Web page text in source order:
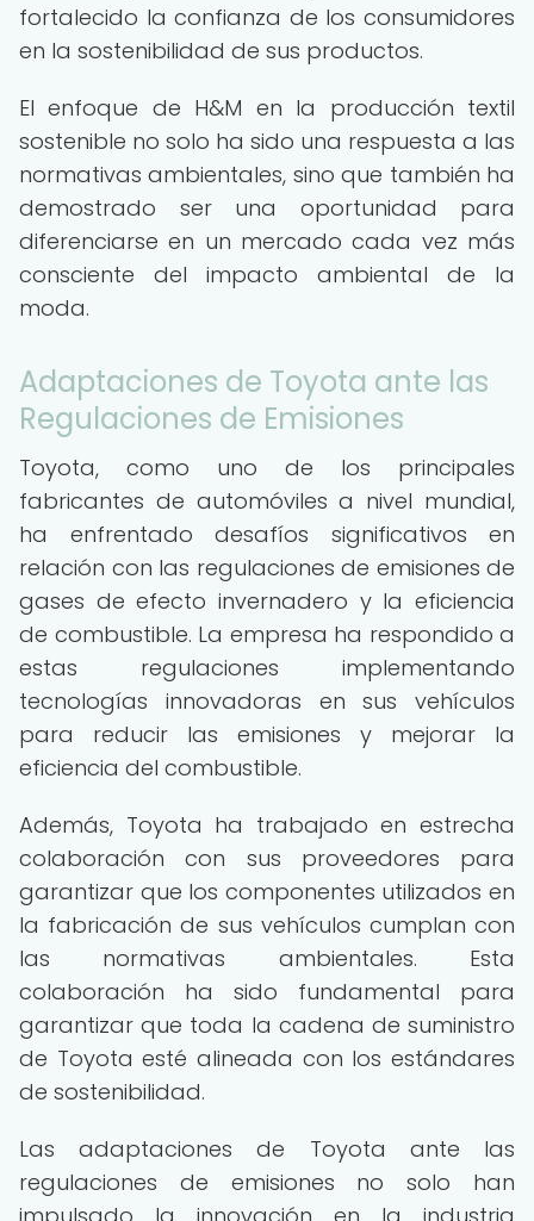
fortalecido la confianza de los consumidores
en la sostenibilidad de sus productos.
El enfoque de H&M en la producción textil
sostenible no solo ha sido una respuesta a las
normativas ambientales, sino que también ha
demostrado ser una oportunidad para
diferenciarse en un mercado cada vez más
consciente del impacto ambiental de la
moda.
Adaptaciones de Toyota ante las
Regulaciones de Emisiones
Toyota, como uno de los principales
fabricantes de automóviles a nivel mundial,
ha enfrentado desafíos significativos en
relación con las regulaciones de emisiones de
gases de efecto invernadero y la eficiencia
de combustible. La empresa ha respondido a
estas regulaciones implementando
tecnologías innovadoras en sus vehículos
para reducir las emisiones y mejorar la
eficiencia del combustible.
Además, Toyota ha trabajado en estrecha
colaboración con sus proveedores para
garantizar que los componentes utilizados en
la fabricación de sus vehículos cumplan con
las normativas ambientales. Esta
colaboración ha sido fundamental para
garantizar que toda la cadena de suministro
de Toyota esté alineada con los estándares
de sostenibilidad.
Las adaptaciones de Toyota ante las
regulaciones de emisiones no solo han